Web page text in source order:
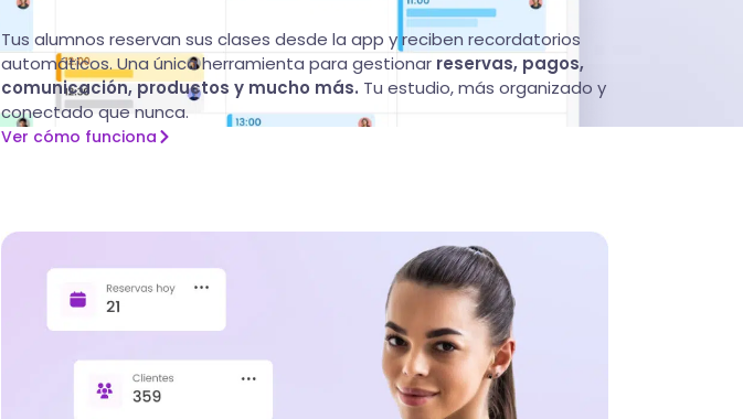
Tus alumnos reservan sus clases desde la app y reciben recordatorios
automáticos. Una única herramienta para gestionar reservas, pagos,
comunicación, productos y mucho más. Tu estudio, más organizado y
conectado que nunca.
Ver cómo funciona